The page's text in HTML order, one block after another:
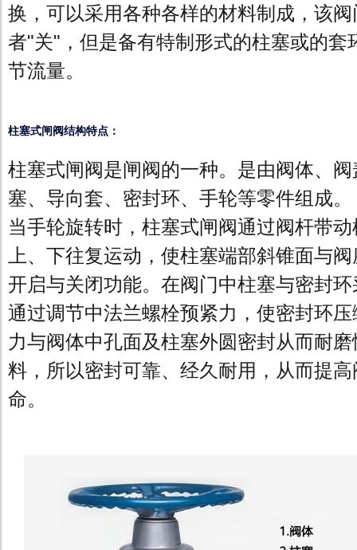
换，可以采用各种各样的材料制成，该
者"关"，但是备有特制形式的柱塞或的套
节流量。
柱塞式闸阀结构特点：
柱塞式闸阀是闸阀的一种。是由阀体、
塞、导向套、密封环、手轮等零件组成。
当手轮旋转时，柱塞式闸阀通过阀杆带
上、下往复运动，使柱塞端部斜锥面与
开启与关闭功能。在阀门中柱塞与密封
通过调节中法兰螺栓预紧力，使密封环
力与阀体中孔面及柱塞外圆密封从而耐
料，所以密封可靠、经久耐用，从而提
命。